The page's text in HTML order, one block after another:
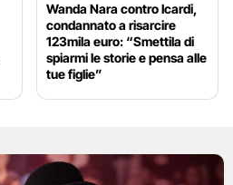
Wanda Nara contro Icardi,
condannato a risarcire
123mila euro: “Smettila di
spiarmi le storie e pensa alle
tue figlie”